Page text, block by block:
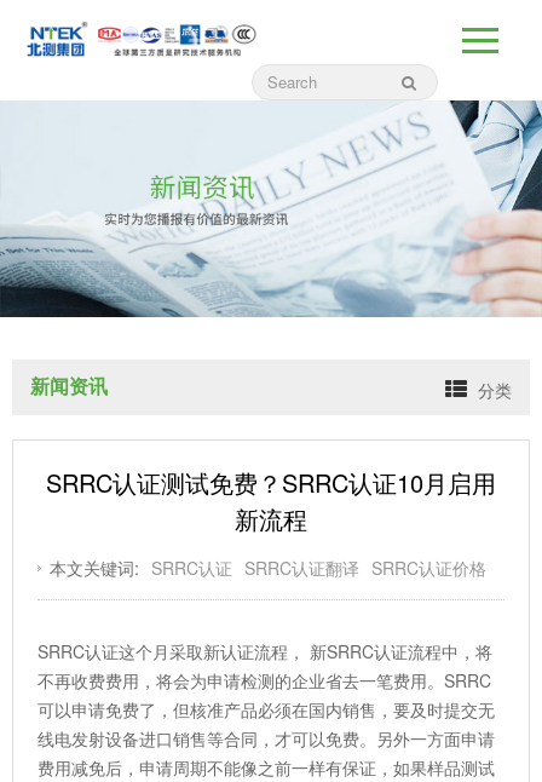
新闻资讯 分类
SRRC认证测试免费？SRRC认证10月启用
新流程
本文关键词: SRRC认证 SRRC认证翻译 SRRC认证价格
SRRC认证这个月采取新认证流程， 新SRRC认证流程中，将
不再收费费用，将会为申请检测的企业省去一笔费用。SRRC
可以申请免费了，但核准产品必须在国内销售，要及时提交无
线电发射设备进口销售等合同，才可以免费。另外一方面申请
费用减免后，申请周期不能像之前一样有保证，如果样品测试